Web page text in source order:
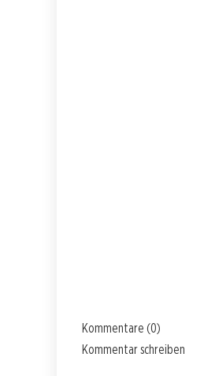
Kommentare (0)
Kommentar schreiben